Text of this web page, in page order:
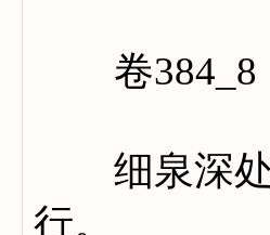
卷384_8
细泉深处
行。